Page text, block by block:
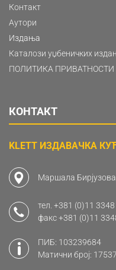
Контакт
Аутори
Издања
Каталози уџбеничких
ПОЛИТИКА ПРИВАТНОСТИ
КОНТАКТ
KLETT ИЗДАВАЧКА
Маршала
тел. +381 (0)11
факс+381 (0)11
ПИБ: 103239684
Матични број: